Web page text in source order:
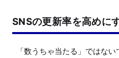
SNSの更新率を高めに
「数うちゃ当たる」ではな